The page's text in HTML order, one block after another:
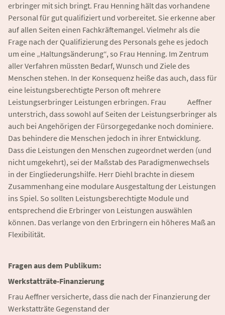
erbringer mit sich bringt. Frau Henning hält das vorhandene
Personal für gut qualifiziert und vorbereitet. Sie erkenne aber
auf allen Seiten einen Fachkräftemangel. Vielmehr als die
Frage nach der Qualifizierung des Personals gehe es jedoch
um eine „Haltungsänderung“, so Frau Henning. Im Zentrum
aller Verfahren müssten Bedarf, Wunsch und Ziele des
Menschen stehen. In der Konsequenz heiße das auch, dass für
eine leistungsberechtigte Person oft mehrere
Leistungserbringer Leistungen erbringen. Frau Aeffner
unterstrich, dass sowohl auf Seiten der Leistungserbringer als
auch bei Angehörigen der Fürsorgegedanke noch dominiere.
Das behindere die Menschen jedoch in ihrer Entwicklung.
Dass die Leistungen den Menschen zugeordnet werden (und
nicht umgekehrt), sei der Maßstab des Paradigmenwechsels
in der Eingliederungshilfe. Herr Diehl brachte in diesem
Zusammenhang eine modulare Ausgestaltung der Leistungen
ins Spiel. So sollten Leistungsberechtigte Module und
entsprechend die Erbringer von Leistungen auswählen
können. Das verlange von den Erbringern ein höheres Maß an
Flexibilität.
Fragen aus dem Publikum:
Werkstatträte-Finanzierung
Frau Aeffner versicherte, dass die nach der Finanzierung der
Werkstatträte Gegenstand der